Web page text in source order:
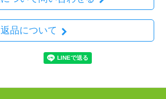
返品について